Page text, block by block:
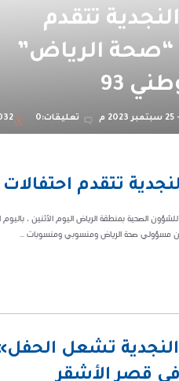
تتقدم
“صحة الرياض”
93
تعليقات:0
تتقدم
مسؤولي صحة الرياض ومنسوبي ومنسوبات ...
تشعل
قصر الأشقر